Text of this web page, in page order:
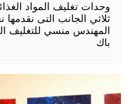
وحدات تغليف المواد
ثلاثي الجانب التى
المهندس منسي للتغليف
باك